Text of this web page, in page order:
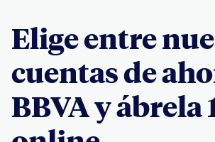
Elige entre
cuentas de
BBVA y ábrela